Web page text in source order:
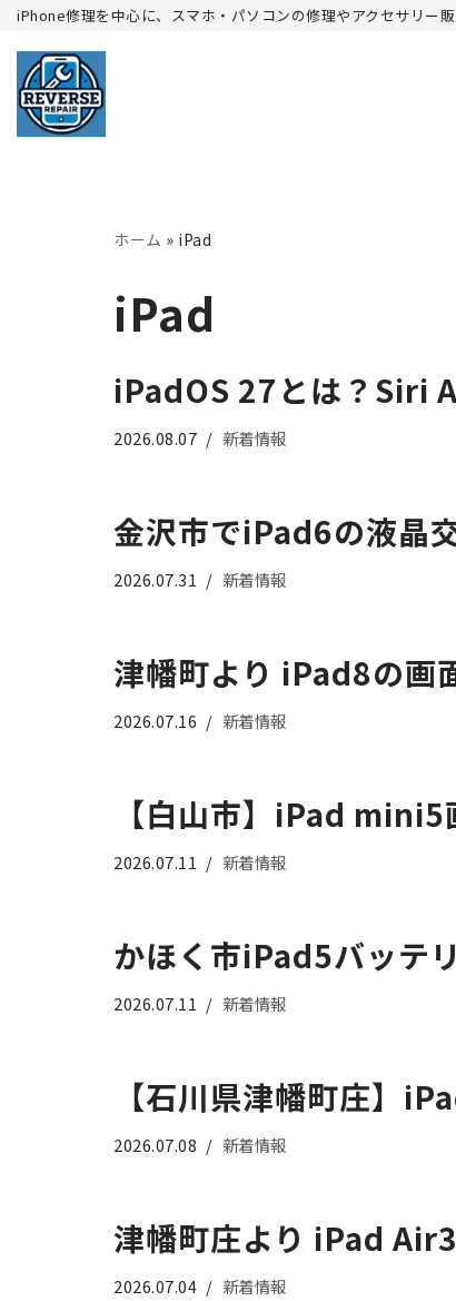
コ
ン
テ
iPhone修理を中心に、スマホ・パソコンの修理やアクセサリー
ホーム » iPad
iPad
iPadOS 27とは？Siri
2026.08.07 新着情報
金沢市でiPad6の液晶
2026.07.31 新着情報
津幡町より iPad8の画
2026.07.16 新着情報
【白山市】iPad
2026.07.11 新着情報
かほく市iPad5バッテ
2026.07.11 新着情報
【石川県津幡町庄】
2026.07.08 新着情報
津幡町庄より iPad
2026.07.04 新着情報